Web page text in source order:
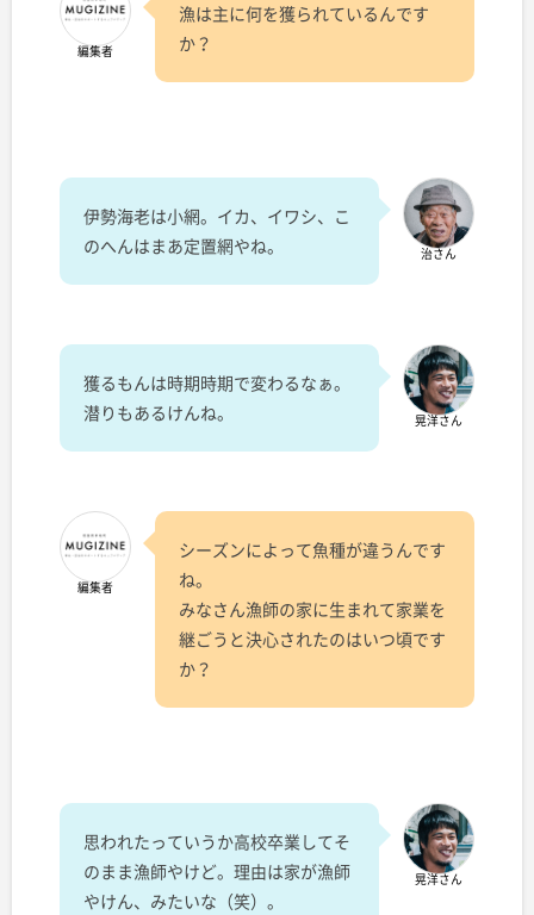
編集者
漁は主に何を獲られているんです
か？
治さん
伊勢海老は小網。イカ、イワシ、こ
のへんはまあ定置網やね。
晃洋さん
獲るもんは時期時期で変わるなぁ。
潜りもあるけんね。
編集者
シーズンによって魚種が違うんです
ね。
みなさん漁師の家に生まれて家業を
継ごうと決心されたのはいつ頃です
か？
晃洋さん
思われたっていうか高校卒業してそ
のまま漁師やけど。理由は家が漁師
やけん、みたいな（笑）。